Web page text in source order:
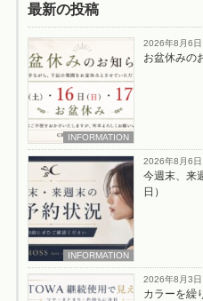
最新の投稿
INFORMATION
2026年8月6日
お盆休みの
INFORMATION
2026年8月6日
今週末、来
日）
2026年8月3日
カラーを繰